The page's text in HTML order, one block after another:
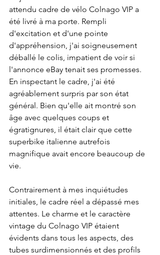
attendu cadre de vélo Colnago VIP a
été livré à ma porte. Rempli
d'excitation et d'une pointe
d'appréhension, j'ai soigneusement
déballé le colis, impatient de voir si
l'annonce eBay tenait ses promesses.
En inspectant le cadre, j'ai été
agréablement surpris par son état
général. Bien qu'elle ait montré son
âge avec quelques coups et
égratignures, il était clair que cette
superbike italienne autrefois
magnifique avait encore beaucoup de
vie.
Contrairement à mes inquiétudes
initiales, le cadre réel a dépassé mes
attentes. Le charme et le caractère
vintage du Colnago VIP étaient
évidents dans tous les aspects, des
tubes surdimensionnés et des profils